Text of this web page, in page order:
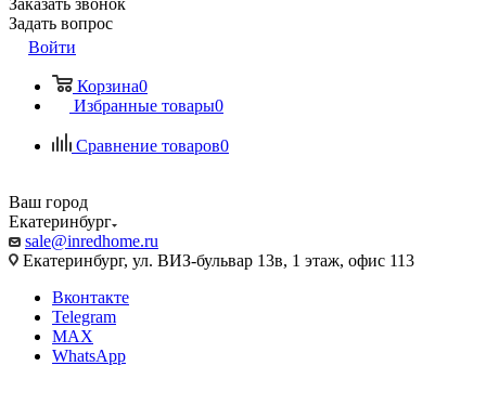
Заказать звонок
Задать вопрос
Войти
Корзина0
Избранные товары0
Сравнение товаров0
Ваш город
Екатеринбург
sale@inredhome.ru
Екатеринбург, ул. ВИЗ-бульвар 13в, 1 этаж, офис 113
Вконтакте
Telegram
MAX
WhatsApp